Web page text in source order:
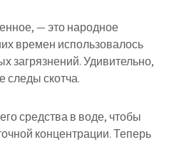
— это народное
времен использовалось
загрязнений. Удивительно,
следы скотча.
средства в воде, чтобы
концентрации. Теперь